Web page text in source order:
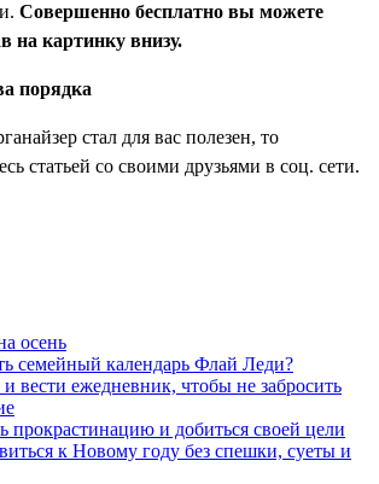
Совершенно бесплатно вы можете
на картинку внизу.
стал для вас полезен, то
статьей со своими друзьями в соц. сети.
осень
семейный календарь Флай Леди?
вести ежедневник, чтобы не забросить
прокрастинацию и добиться своей цели
к Новому году без спешки, суеты и